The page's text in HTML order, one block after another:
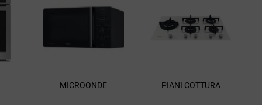
MICROONDE PIANI COTTURA